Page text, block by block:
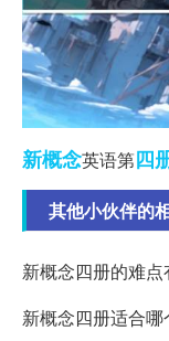
新概念英语第四
其他小伙伴的
新概念四册的难点
新概念四册适合